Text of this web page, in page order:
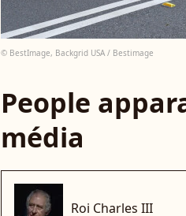
© BestImage, Backgrid USA / Bestimage
People
média
Roi Charles III